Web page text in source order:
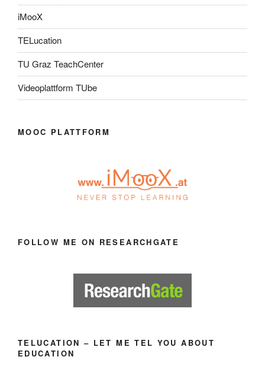
iMooX
TELucation
TU Graz TeachCenter
Videoplattform TUbe
MOOC PLATTFORM
FOLLOW ME ON RESEARCHGATE
TELUCATION – LET ME TEL YOU ABOUT
EDUCATION